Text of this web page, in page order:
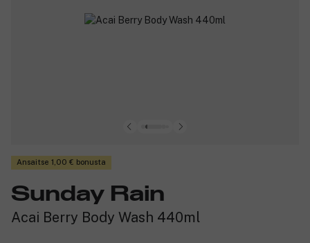
Ansaitse 1,00 € bonusta
Sunday Rain
Acai Berry Body Wash 440ml